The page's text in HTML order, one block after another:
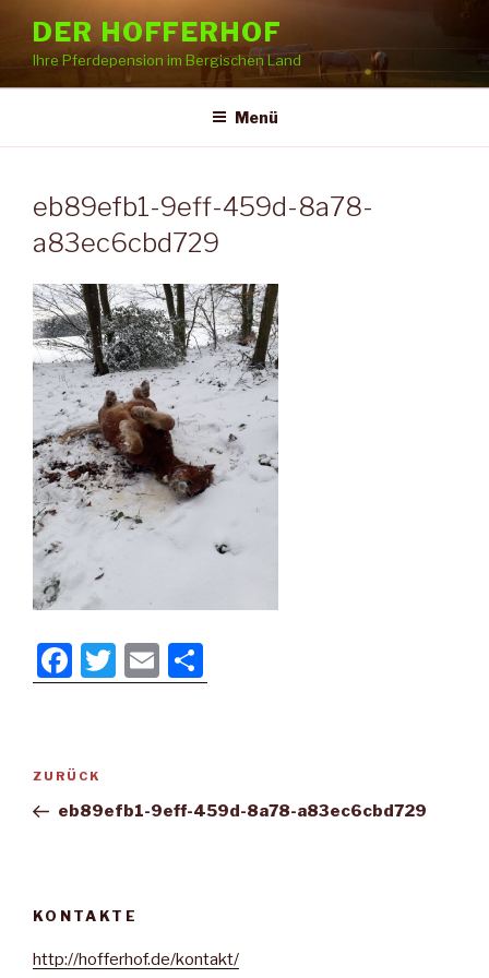
Inhalt
springen
DER HOFFERHOF
Ihre Pferdepension im Bergischen Land
Menü
eb89efb1-9eff-459d-8a78-
a83ec6cbd729
F
a
e
b
k
T
wi
E
m eil
Beitragsnavigation
Vorheriger
Beitrag
ZURÜCK
eb89efb1-9eff-459d-8a78-a83ec6cbd729
KONTAKTE
http://hofferhof.de/kontakt/